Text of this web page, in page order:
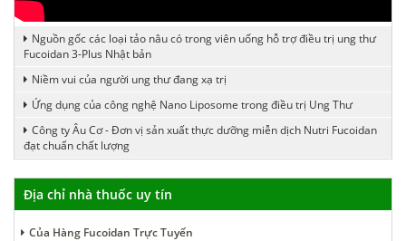
Nguồn gốc các loại tảo nâu có trong viên uống hỗ trợ điều trị ung thư
Fucoidan 3-Plus Nhật bản
Niềm vui của người ung thư đang xạ trị
Ứng dụng của công nghệ Nano Liposome trong điều trị Ung Thư
Công ty Âu Cơ - Đơn vị sản xuất thực dưỡng miễn dịch Nutri Fucoidan
đạt chuẩn chất lượng
Địa chỉ nhà thuốc uy tín
Của Hàng Fucoidan Trực Tuyến